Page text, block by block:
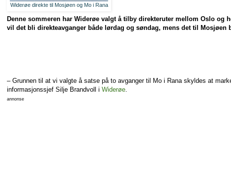
Widerøe direkte til Mosjøen og Mo i Rana
Denne sommeren har Widerøe valgt å tilby direkteruter mellom Oslo og
vil det bli direkteavganger både lørdag og søndag, mens det til Mosjøen
– Grunnen til at vi valgte å satse på to avganger til Mo i Rana skyldes at
informasjonssjef Silje Brandvoll i Widerøe
annonse